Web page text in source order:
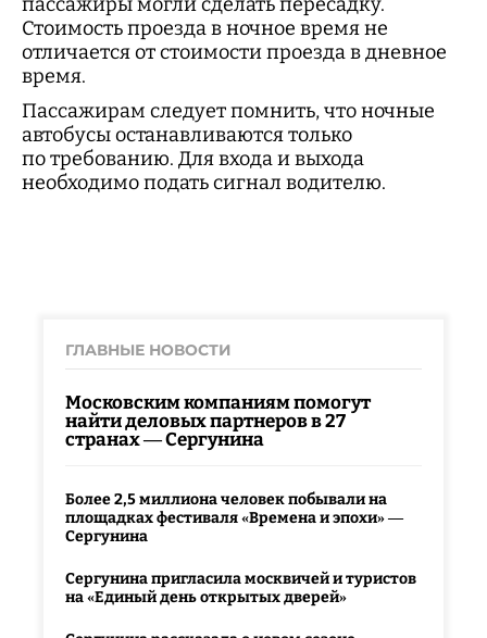
Стоимость проезда в ночное время не
отличается от стоимости проезда в дневное
время.
Пассажирам следует помнить, что ночные
автобусы останавливаются только
по требованию. Для входа и выхода
необходимо подать сигнал водителю.
ГЛАВНЫЕ НОВОСТИ
Московским компаниям помогут
найти деловых партнеров в 27
странах — Сергунина
Более 2,5 миллиона человек побывали на
площадках фестиваля «Времена и эпохи» —
Сергунина
Сергунина пригласила москвичей и туристов
на «Единый день открытых дверей»